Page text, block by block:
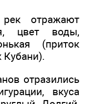
отражают
цвет воды,
(приток
Кубани).
отразились
вкуса